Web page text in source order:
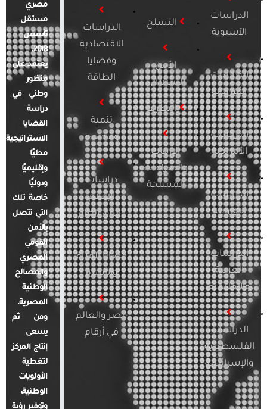
الدراسات
الآسيوية
الدراسات
الأفريقية
الدراسات
الأمريكية
الدراسات
الأوروبية
الدراسات
العربية
والإقليمية
الدراسات
الفلسطينية
والإسرائيلية
التسلح
الأمن
السيبراني
التطرف
الإرهاب
والصراعات
المسلحة
الدراسات
الاقتصادية
وقضايا
الطاقة
تنمية
ومجتمع
دراسات
الإعلام
والرأي العام
قضايا المرأة
والأسرة
مصر والعالم
في أرقام
مصري
مستقل
تأسس
2018.
يعتمد على
منظور
وطني في
دراسة
القضايا
الاستراتيجية
محليًا
وإقليميًا
ودوليًا
خاصة تلك
التي تتصل
بالأمن
القومي
المصري
والمصالح
الوطنية
المصرية.
ومن ثم
يسعى
إنتاج المركز
لتغطية
الأولويات
الوطنية،
وتوفير رؤية